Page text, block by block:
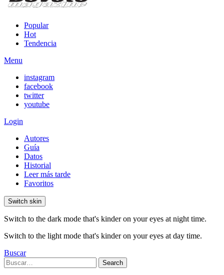
Popular
Hot
Tendencia
Menu
instagram
facebook
twitter
youtube
Login
Autores
Guía
Datos
Historial
Leer más tarde
Favoritos
Switch skin
Switch to the dark mode that's kinder on your eyes at night time.
Switch to the light mode that's kinder on your eyes at day time.
Buscar
Search
for:
Search